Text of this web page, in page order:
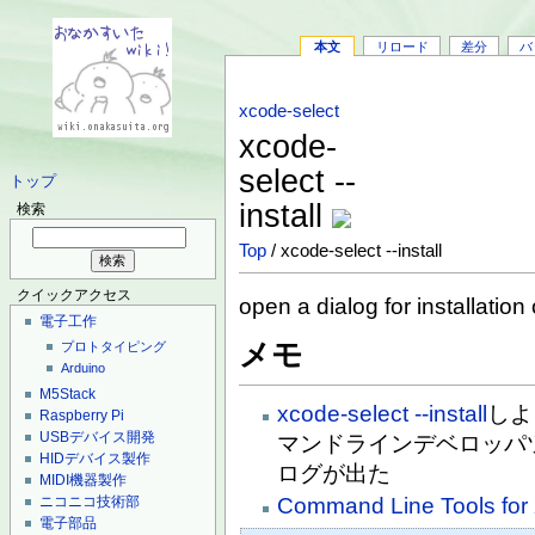
トップ
検索
クイックアクセス
電子工作
プロトタイピング
Arduino
M5Stack
Raspberry Pi
USBデバイス開発
HIDデバイス製作
MIDI機器製作
ニコニコ技術部
電子部品
本文 リロード 差分 バ
xcode-select
xcode-
select --
install
Top / xcode-select --install
open a dialog for
メモ
xcode-select --install し
マンドラインデベロッ
ログが出た
Command Line Tools